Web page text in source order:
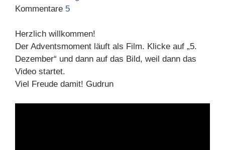
Kommentare 5
Herzlich willkommen!
Der Adventsmoment läuft als Film. Klicke auf „5.
Dezember“ und dann auf das Bild, weil dann das
Video startet.
Viel Freude damit! Gudrun